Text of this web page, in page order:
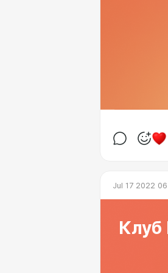
Jul 17 2022
Клуб